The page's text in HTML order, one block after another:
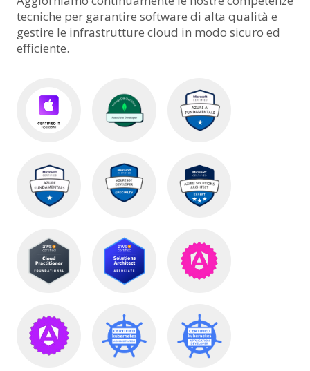
tecniche per garantire software di alta qualità e
gestire le infrastrutture cloud in modo sicuro ed
efficiente.